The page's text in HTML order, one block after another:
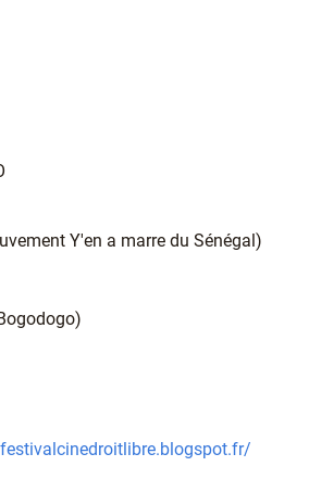
Y'en a marre du Sénégal)